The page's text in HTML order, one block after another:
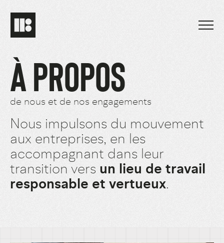
À PROPOS
de nous et de nos engagements
Nous impulsons du mouvement
aux entreprises, en les
accompagnant dans leur
transition vers un lieu de travail
responsable et vertueux.